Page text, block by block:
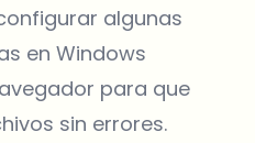
algunas
en Windows
para que
sin errores.